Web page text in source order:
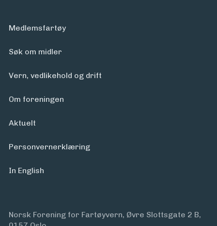
Medlemsfartøy
Søk om midler
Vern, vedlikehold og drift
Om foreningen
Aktuelt
Personvern­erklæring
In English
Norsk Forening for Fartøyvern, Øvre Slottsgate 2 B,